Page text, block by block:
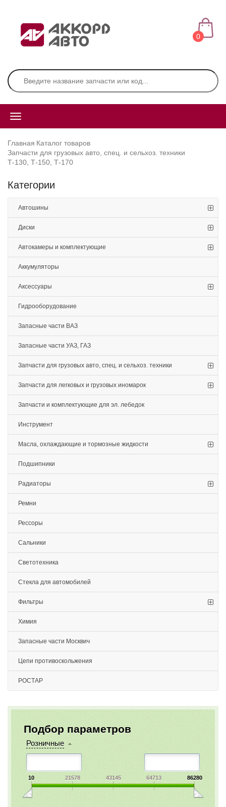
0
Главная Каталог товаров
Запчасти для грузовых авто, спец. и сельхоз. техники
Т-130, Т-150, Т-170
Категории
Автошины
Диски
Автокамеры и комплектующие
Аккумуляторы
Аксессуары
Гидрооборудование
Запасные части ВАЗ
Запасные части УАЗ, ГАЗ
Запчасти для грузовых авто, спец. и сельхоз. техники
Запчасти для легковых и грузовых иномарок
Запчасти и комплектующие для эл. лебедок
Инструмент
Масла, охлаждающие и тормозные жидкости
Подшипники
Радиаторы
Ремни
Рессоры
Сальники
Светотехника
Стекла для автомобилей
Фильтры
Химия
Запасные части Москвич
Цепи противоскольжения
РОСТАР
Подбор параметров
Розничные
10 21578 43145 64713 86280